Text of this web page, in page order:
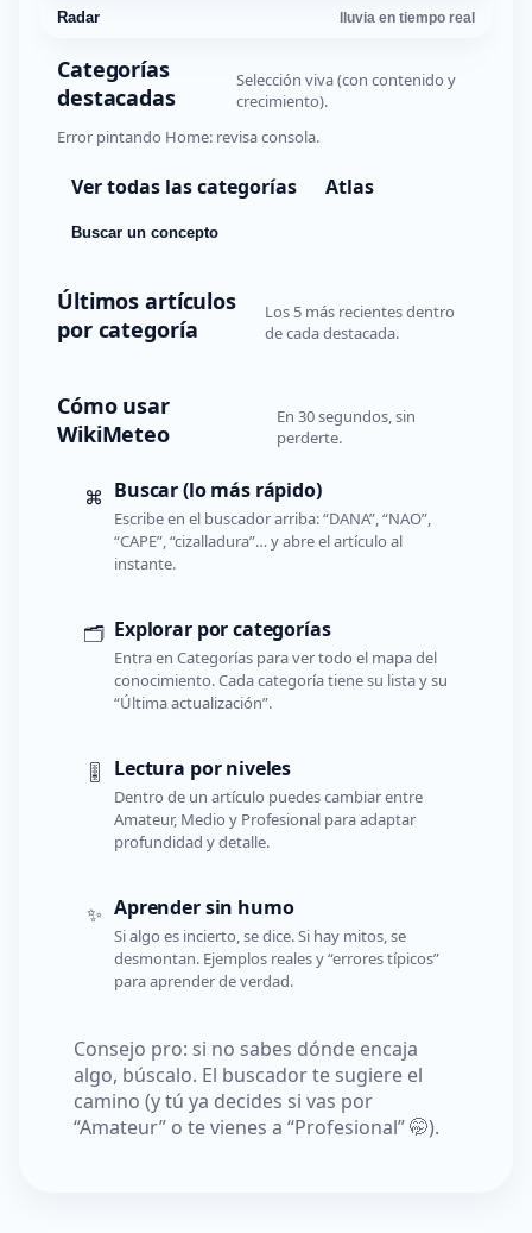
Radar lluvia en tiempo real
Categorías
destacadas
Selección viva (con contenido y
crecimiento).
Error pintando Home: revisa consola.
Ver todas las categorías Atlas
Buscar un concepto
Últimos artículos
por categoría
Los 5 más recientes dentro
de cada destacada.
Cómo usar
WikiMeteo
En 30 segundos, sin
perderte.
⌘ Buscar (lo más rápido)
Escribe en el buscador arriba: “DANA”, “NAO”,
“CAPE”, “cizalladura”… y abre el artículo al
instante.
🗂️ Explorar por categorías
Entra en Categorías para ver todo el mapa del
conocimiento. Cada categoría tiene su lista y su
“Última actualización”.
🎚️ Lectura por niveles
Dentro de un artículo puedes cambiar entre
Amateur, Medio y Profesional para adaptar
profundidad y detalle.
✨ Aprender sin humo
Si algo es incierto, se dice. Si hay mitos, se
desmontan. Ejemplos reales y “errores típicos”
para aprender de verdad.
Consejo pro: si no sabes dónde encaja
algo, búscalo. El buscador te sugiere el
camino (y tú ya decides si vas por
“Amateur” o te vienes a “Profesional” 🤭).